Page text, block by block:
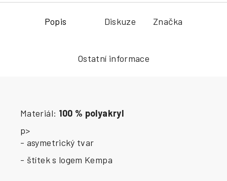
Popis Diskuze Značka
Ostatní informace
Materiál: 100 % polyakryl
p>
- asymetrický tvar
- štítek s logem Kempa